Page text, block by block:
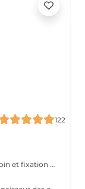
122
Diagnostique + Shampooing traitant inclus. Soin et fixation en supplément. Les prix peuvent varier selon la longueur et l'épaisseur des cheveux.